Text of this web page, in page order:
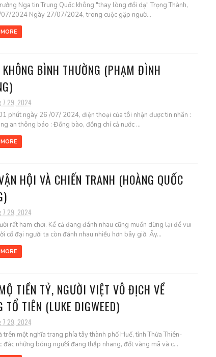
Nga tin Trung Quốc không "thay lòng đổi dạ" Trọng Thành,
07/2024 Ngày 27/07/2024, trong cuộc gặp ngườ...
BÌNH THƯỜNG (PHẠM ĐÌNH
7 29, 2024
phút ngày 26 /07/ 2024, điện thoại của tôi nhận được tin nhắn :
an thông báo : Đồng bào, đồng chí cả nước ...
HỘI VÀ CHIẾN TRANH (HOÀNG QUỐC
7 29, 2024
rất ham chơi. Kể cả đang đánh nhau cũng muốn dừng lại để vui
cổ đại người ta còn đánh nhau nhiều hơn bây giờ. Ấy...
TIỀN TỶ, NGƯỜI VIỆT VÔ ĐỊCH VỀ
TỔ TIÊN (LUKE DIGWEED)
7 29, 2024
trên một nghĩa trang phía tây thành phố Huế, tỉnh Thừa Thiên-
đác những bóng người đang thắp nhang, đốt vàng mã và c...